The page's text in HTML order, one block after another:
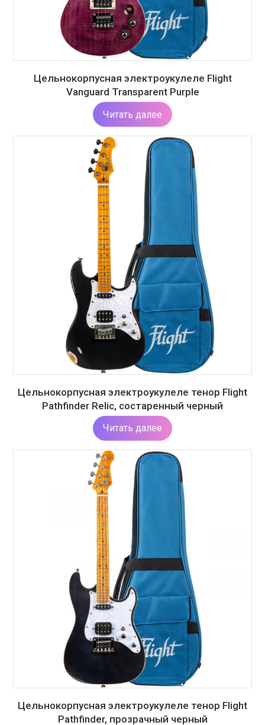
Цельнокорпусная электроукулеле Flight
Vanguard Transparent Purple
Читать далее
Цельнокорпусная электроукулеле тенор Flight
Pathfinder Relic, состаренный черный
Читать далее
Цельнокорпусная электроукулеле тенор Flight
Pathfinder, прозрачный черный